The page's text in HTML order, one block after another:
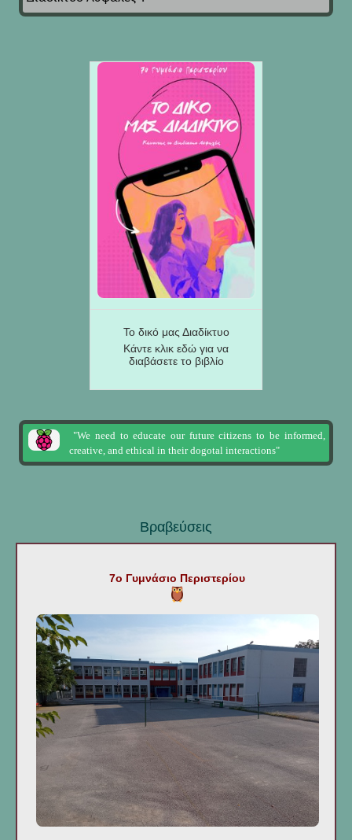
Το δικό μας Διαδίκτυο
Κάντε κλικ εδώ για να
διαβάσετε το βιβλίο
"We need to educate our future citizens to be informed,
creative, and ethical in their dogotal interactions"
Βραβεύσεις
7ο Γυμνάσιο Περιστερίου